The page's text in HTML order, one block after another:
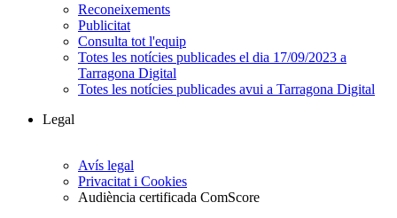
Reconeixements
Publicitat
Consulta tot l'equip
Totes les notícies publicades el dia 17/09/2023 a
Tarragona Digital
Totes les notícies publicades avui a Tarragona Digital
Legal
Avís legal
Privacitat i Cookies
Audiència certificada ComScore